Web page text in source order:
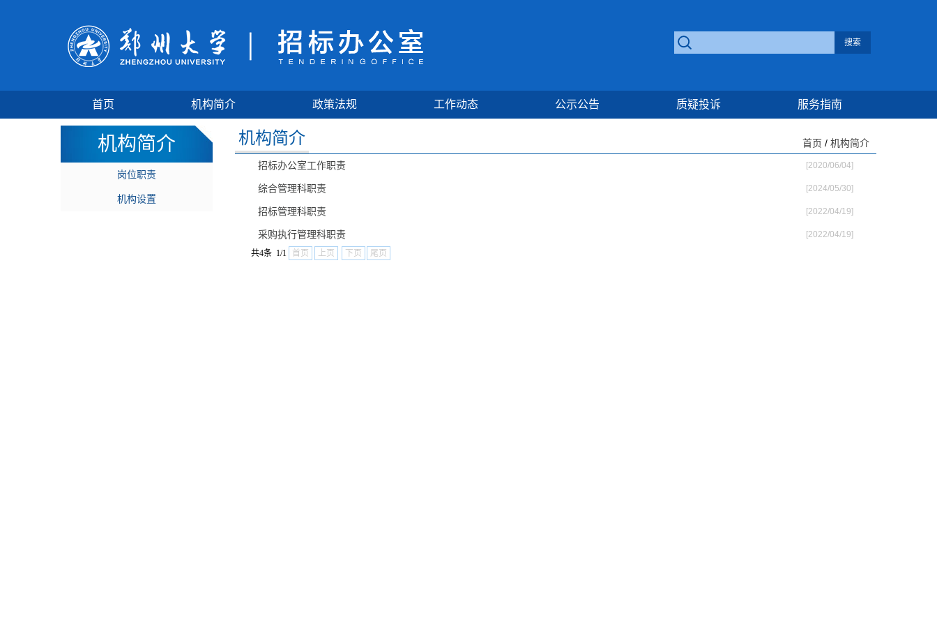
首页 机构简介 政策法规 工作动态 公示公告 质疑投诉 服务指南
机构简介
岗位职责
机构设置
机构简介 首页 / 机构简介
招标办公室工作职责
[2020/06/04]
综合管理科职责 [2024/05/30]
招标管理科职责 [2022/04/19]
采购执行管理科职责
[2022/04/19]
共4条 1/1
首页 上页 下页 尾页